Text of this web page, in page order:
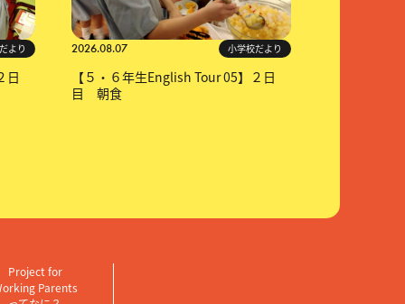
より
日
2026.08.07 小学校だより
【５・６年生English Tour 05】２日
目 朝食
Project for
Parents